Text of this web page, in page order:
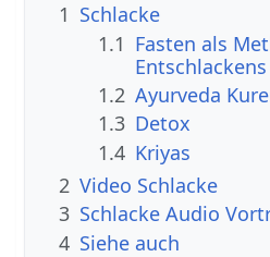
1 Schlacke
1.1 Fasten als
Entschlackens
1.2 Ayurveda
1.3 Detox
1.4 Kriyas
2 Video Schlacke
3 Schlacke Audio
4 Siehe auch